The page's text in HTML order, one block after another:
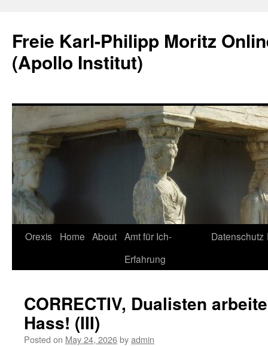
content
Freie Karl-Philipp Moritz
(Apollo Institut)
Orexis Home About Amt für Ich-
Erfahrung
Datenschutz
CORRECTIV, Dualisten
Hass! (III)
Posted on May 24, 2026byadmin